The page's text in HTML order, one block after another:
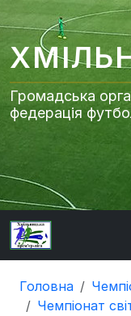
Громадська
федерація
Головна
Чемпіонат